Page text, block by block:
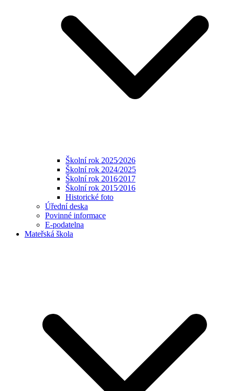
Školní rok 2025⁄2026
Školní rok 2024/2025
Školní rok 2016⁄2017
Školní rok 2015⁄2016
Historické foto
Úřední deska
Povinné informace
E-podatelna
Mateřská škola